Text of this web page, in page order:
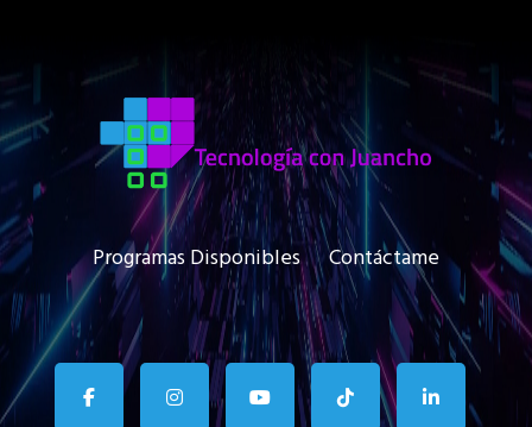
Programas Disponibles Contáctame